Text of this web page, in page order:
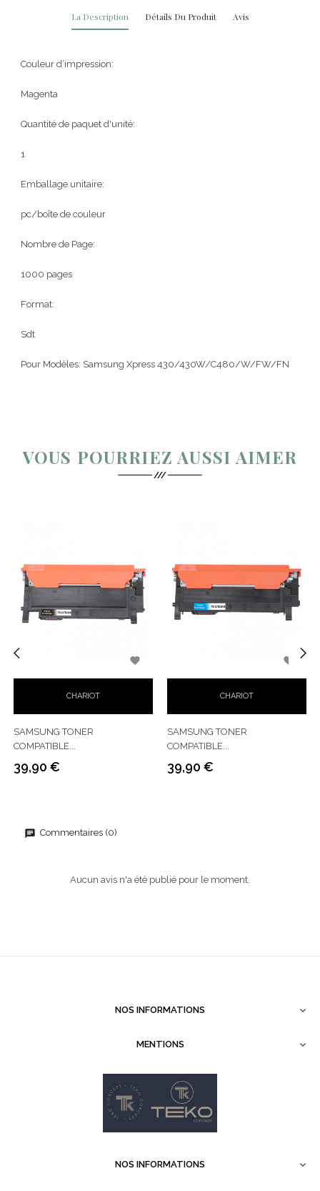
La Description Détails Du Produit Avis
Couleur d’impression:
Magenta
Quantité de paquet d'unité:
1
Emballage unitaire:
pc/boîte de couleur
Nombre de Page:
1000 pages
Format:
Sdt
Pour Modèles: Samsung Xpress 430/430W/C480/W/FW/FN
VOUS POURRIEZ AUSSI AIMER
CHARIOT

SAMSUNG TONER
COMPATIBLE...
Prix
39,90 €
CHARIOT

SAMSUNG TONER
COMPATIBLE...
Prix
39,90 €
‹ ›
Commentaires (0)
Aucun avis n'a été publié pour le moment.
NOS INFORMATIONS 
MENTIONS 
NOS INFORMATIONS 